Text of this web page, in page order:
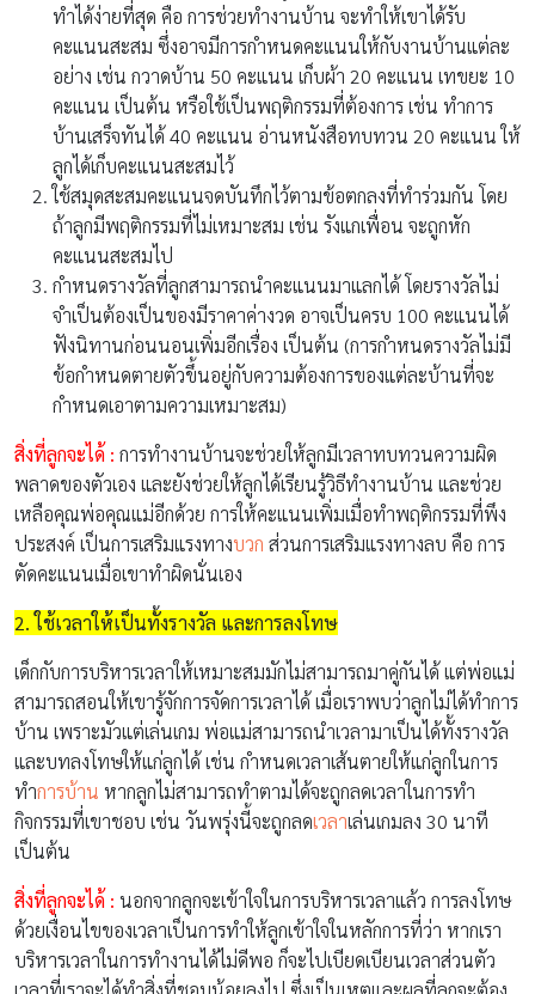
ทำได้ง่ายที่สุด คือ การช่วยทำงานบ้าน จะทำให้เขาได้รับ
คะแนนสะสม ซึ่งอาจมีการกำหนดคะแนนให้กับงานบ้านแต่ละ
อย่าง เช่น กวาดบ้าน 50 คะแนน เก็บผ้า 20 คะแนน เทขยะ 10
คะแนน เป็นต้น หรือใช้เป็นพฤติกรรมที่ต้องการ เช่น ทำการ
บ้านเสร็จทันได้ 40 คะแนน อ่านหนังสือทบทวน 20 คะแนน ให้
ลูกได้เก็บคะแนนสะสมไว้
ใช้สมุดสะสมคะแนนจดบันทึกไว้ตามข้อตกลงที่ทำร่วมกัน โดย
ถ้าลูกมีพฤติกรรมที่ไม่เหมาะสม เช่น รังแกเพื่อน จะถูกหัก
คะแนนสะสมไป
กำหนดรางวัลที่ลูกสามารถนำคะแนนมาแลกได้ โดยรางวัลไม่
จำเป็นต้องเป็นของมีราคาค่างวด อาจเป็นครบ 100 คะแนนได้
ฟังนิทานก่อนนอนเพิ่มอีกเรื่อง เป็นต้น (การกำหนดรางวัลไม่มี
ข้อกำหนดตายตัวขึ้นอยู่กับความต้องการของแต่ละบ้านที่จะ
กำหนดเอาตามความเหมาะสม)
สิ่งที่ลูกจะได้ : การทำงานบ้านจะช่วยให้ลูกมีเวลาทบทวนความผิด
พลาดของตัวเอง และยังช่วยให้ลูกได้เรียนรู้วิธีทำงานบ้าน และช่วย
เหลือคุณพ่อคุณแม่อีกด้วย การให้คะแนนเพิ่มเมื่อทำพฤติกรรมที่พึง
ประสงค์ เป็นการเสริมแรงทางบวก ส่วนการเสริมแรงทางลบ คือ การ
ตัดคะแนนเมื่อเขาทำผิดนั่นเอง
2. ใช้เวลาให้เป็นทั้งรางวัล และการลงโทษ
เด็กกับการบริหารเวลาให้เหมาะสมมักไม่สามารถมาคู่กันได้ แต่พ่อแม่
สามารถสอนให้เขารู้จักการจัดการเวลาได้ เมื่อเราพบว่าลูกไม่ได้ทำการ
บ้าน เพราะมัวแต่เล่นเกม พ่อแม่สามารถนำเวลามาเป็นได้ทั้งรางวัล
และบทลงโทษให้แก่ลูกได้ เช่น กำหนดเวลาเส้นตายให้แก่ลูกในการ
ทำการบ้าน หากลูกไม่สามารถทำตามได้จะถูกลดเวลาในการทำ
กิจกรรมที่เขาชอบ เช่น วันพรุ่งนี้จะถูกลดเวลาเล่นเกมลง 30 นาที
เป็นต้น
สิ่งที่ลูกจะได้ : นอกจากลูกจะเข้าใจในการบริหารเวลาแล้ว การลงโทษ
ด้วยเงื่อนไขของเวลาเป็นการทำให้ลูกเข้าใจในหลักการที่ว่า หากเรา
บริหารเวลาในการทำงานได้ไม่ดีพอ ก็จะไปเบียดเบียนเวลาส่วนตัว